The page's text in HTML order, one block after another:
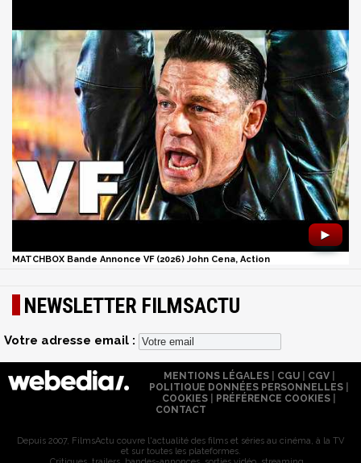
►
MATCHBOX Bande Annonce VF (2026) John Cena, Action
NEWSLETTER FILMSACTU
Votre adresse email :
MENTIONS LÉGALES| CGU| CGV|
POLITIQUE DONNÉES PERSONNELLES
COOKIES
PRÉFÉRENCE COOKIES
CONTACT
Depuis 2007, FilmsActu couvre l'actualité des films et séries au cinéma, à la TV
et sur toutes les plateformes.